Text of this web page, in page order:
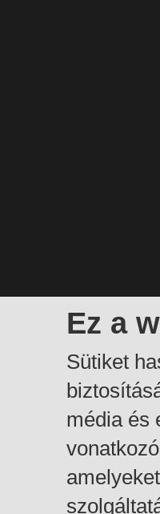
Ez a
Sütiket
média és